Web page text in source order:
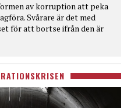
av korruption att peka
Svårare är det med
för att bortse ifrån den är